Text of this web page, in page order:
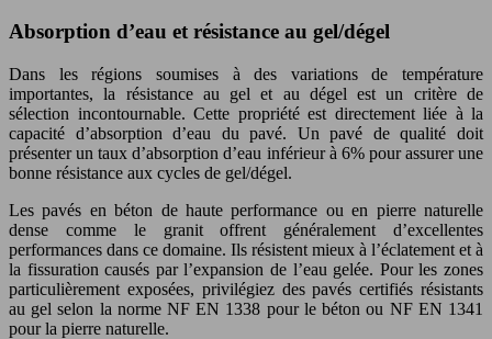
Absorption d’eau et résistance au gel/dégel
Dans les régions soumises à des variations de température
importantes, la résistance au gel et au dégel est un critère de
sélection incontournable. Cette propriété est directement liée à la
capacité d’absorption d’eau du pavé. Un pavé de qualité doit
présenter un taux d’absorption d’eau inférieur à 6% pour assurer une
bonne résistance aux cycles de gel/dégel.
Les pavés en béton de haute performance ou en pierre naturelle
dense comme le granit offrent généralement d’excellentes
performances dans ce domaine. Ils résistent mieux à l’éclatement et à
la fissuration causés par l’expansion de l’eau gelée. Pour les zones
particulièrement exposées, privilégiez des pavés certifiés résistants
au gel selon la norme NF EN 1338 pour le béton ou NF EN 1341
pour la pierre naturelle.